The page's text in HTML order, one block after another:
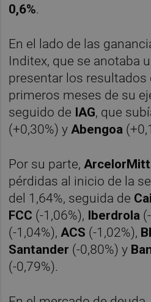
0,6%.
En el lado de las
Inditex, que se anotaba
presentar los resultados
primeros meses de su
seguido de IAG, que
(+0,30%) y Abengoa
Por su parte,
pérdidas al inicio de la
del 1,64%, seguida de
FCC (-1,06%), Iberdrola
(-1,04%),ACS (-1,02%),
Santander (-0,80%) y
(-0,79%).